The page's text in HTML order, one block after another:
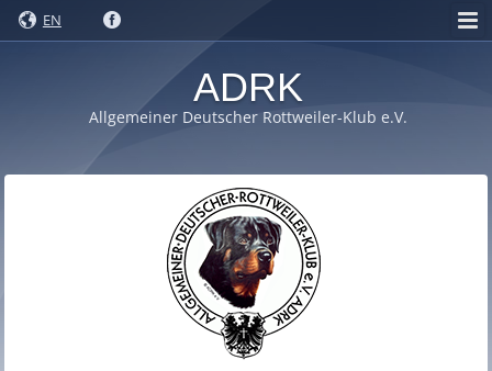
EN
ADRK
Allgemeiner Deutscher Rottweiler-Klub e.V.